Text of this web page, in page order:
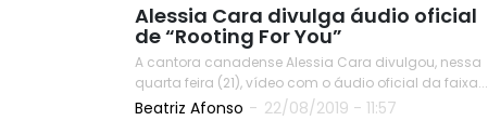
Alessia Cara divulga áudio oficial
de “Rooting For You”
A cantora canadense Alessia Cara divulgou, nessa
quarta feira (21), vídeo com o áudio oficial da faixa...
Beatriz Afonso - 22/08/2019 - 11:57